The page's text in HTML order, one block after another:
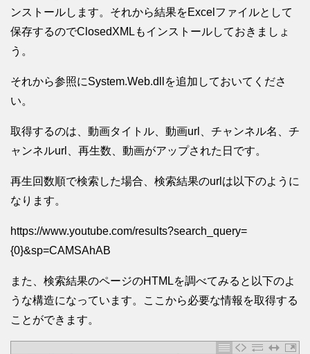
ンストールします。それから結果をExcelファイルとして
保存するのでClosedXMLもインストールしておきましょ
う。
それから参照にSystem.Web.dllを追加しておいてくださ
い。
取得するのは、動画タイトル、動画url、チャンネル名、チ
ャンネルurl、再生数、動画がアップされた日です。
再生回数順で検索した場合、検索結果のurlは以下のように
なります。
https://www.youtube.com/results?search_query=
{0}&sp=CAMSAhAB
また、検索結果のページのHTMLを調べてみると以下のよ
うな構造になっています。ここから必要な情報を取得する
ことができます。